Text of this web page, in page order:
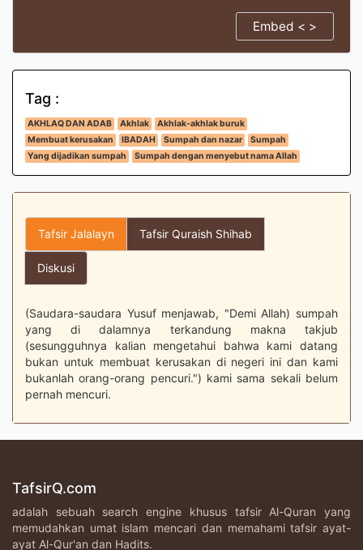
Embed < >
Tag :
AKHLAQ DAN ADAB Akhlak
Akhlak-akhlak buruk
Membuat kerusakan
IBADAH Sumpah dan nazar
Sumpah
Yang dijadikan sumpah
Sumpah dengan menyebut nama Allah
Tafsir Jalalayn Tafsir Quraish Shihab
Diskusi
(Saudara-saudara Yusuf menjawab, "Demi Allah) sumpah
yang di dalamnya terkandung makna takjub
(sesungguhnya kalian mengetahui bahwa kami datang
bukan untuk membuat kerusakan di negeri ini dan kami
bukanlah orang-orang pencuri.") kami sama sekali belum
pernah mencuri.
TafsirQ.com
adalah sebuah search engine khusus tafsir Al-Quran yang
memudahkan umat islam mencari dan memahami tafsir ayat-
ayat Al-Qur'an dan Hadits.